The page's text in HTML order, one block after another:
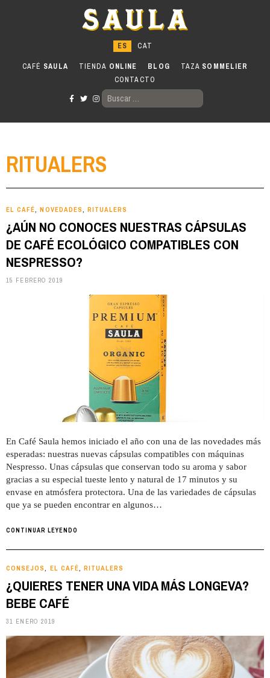
CAFÉ SAULA TIENDA ONLINE BLOG TAZA SOMMELIER
CONTACTO
BUSCAR:
RITUALERS
EL CAFÉ NOVEDADES RITUALERS
¿AÚN NO CONOCES NUESTRAS CÁPSULAS
DE CAFÉ ECOLÓGICO COMPATIBLES CON
NESPRESSO?
15 FEBRERO 2019
En Café Saula hemos iniciado el año con una de las novedades más
esperadas: nuestras nuevas cápsulas compatibles con máquinas
Nespresso. Unas cápsulas que conservan todo su aroma y sabor
gracias a su especial tueste lento y natural de 17 minutos y su
envase en atmósfera protectora. Una de las variedades de cápsulas
que ya se pueden encontrar en algunos…
CONTINUAR LEYENDO
CONSEJOS EL CAFÉ RITUALERS
¿QUIERES TENER UNA VIDA MÁS LONGEVA?
BEBE CAFÉ
31 ENERO 2019